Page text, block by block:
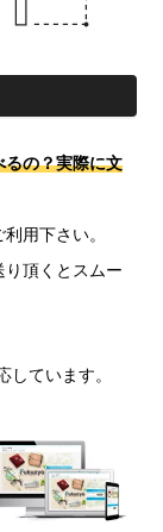
るの？実際に文
用下さい。
り頂くとスムー
ています。